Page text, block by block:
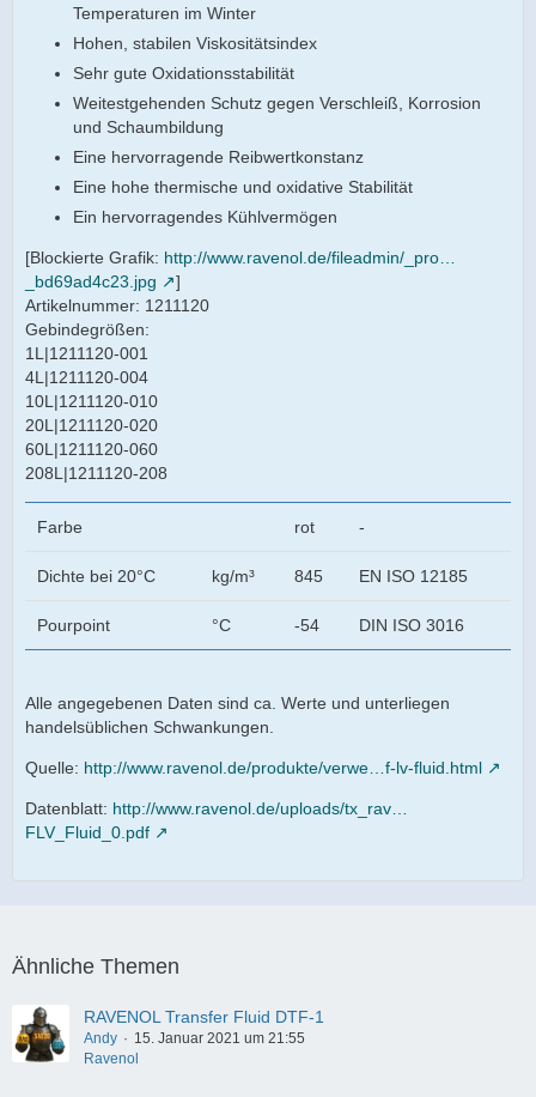
Temperaturen im Winter
Hohen, stabilen Viskositätsindex
Sehr gute Oxidationsstabilität
Weitestgehenden Schutz gegen Verschleiß, Korrosion
und Schaumbildung
Eine hervorragende Reibwertkonstanz
Eine hohe thermische und oxidative Stabilität
Ein hervorragendes Kühlvermögen
[Blockierte Grafik: http://www.ravenol.de/fileadmin/_pro…
_bd69ad4c23.jpg
]
Artikelnummer: 1211120
Gebindegrößen:
1L|1211120-001
4L|1211120-004
10L|1211120-010
20L|1211120-020
60L|1211120-060
208L|1211120-208
Farbe rot -
Dichte bei 20°C kg/m³ 845 EN ISO 12185
Pourpoint °C -54 DIN ISO 3016
Alle angegebenen Daten sind ca. Werte und unterliegen
handelsüblichen Schwankungen.
Quelle: http://www.ravenol.de/produkte/verwe…f-lv-fluid.html
Datenblatt: http://www.ravenol.de/uploads/tx_rav…
FLV_Fluid_0.pdf
Ähnliche Themen
RAVENOL Transfer Fluid DTF-1
Andy
15. Januar 2021 um 21:55
Ravenol